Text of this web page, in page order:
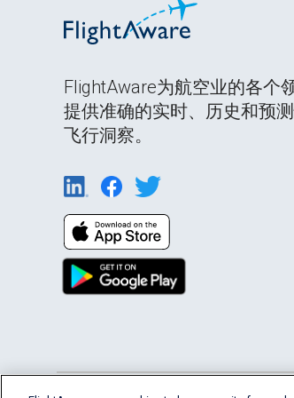
FlightAware为航空业的各个
提供准确的实时、历史和预
飞行洞察。